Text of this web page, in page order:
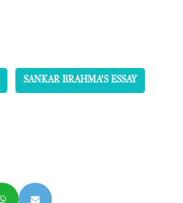
SANKAR BRAHMA'S ESSAY